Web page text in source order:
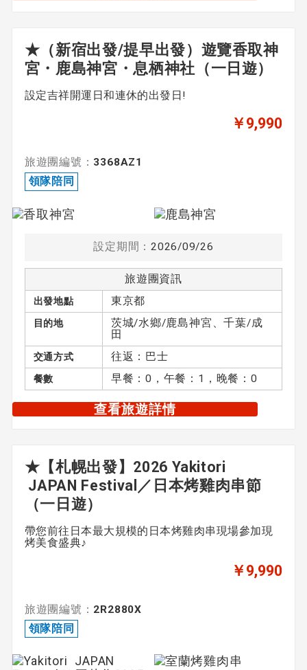
★（新宿出發/提早出發）遊覽香取神
宮・鹿島神宮・息栖神社（一日遊）
設定吉祥開運日和連休的出發日!
￥9,990
旅遊團編號： 3368AZ1
領隊陪同
設定期間：2026/09/26
旅遊團資訊
出發地點 東京都
目的地
茨城/水鄉/鹿島神宮、千葉/成
田
交通方式 往返：巴士
餐數 早餐：0，午餐：1，晚餐：0
查看旅遊詳情
★【札幌出發】2026 Yakitori
JAPAN Festival／日本烤雞肉串節
（一日遊）
帶您前往日本最大規模的日本烤雞肉串現場參加現
烤美食盛典♪
￥9,990
旅遊團編號： 2R2880X
領隊陪同